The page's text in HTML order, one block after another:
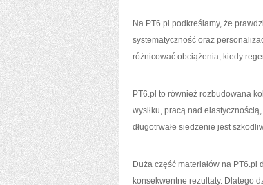
Na PT6.pl podkreślamy, że
systematyczność oraz
różnicować obciążenia, kiedy
PT6.pl to również rozbudowana
wysiłku, pracą nad
długotrwałe siedzenie jest
Duża część materiałów na
konsekwentne rezultaty. Dlatego